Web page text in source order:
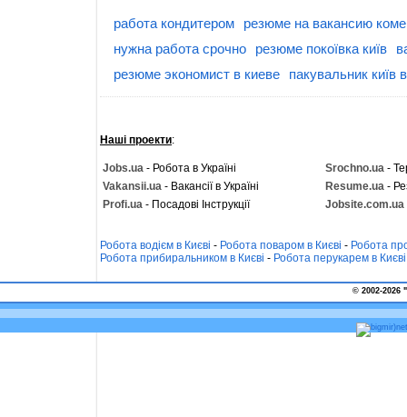
работа кондитером
резюме на вакансию
нужна работа срочно
резюме покоївка київ
резюме экономист в киеве
пакувальник київ
Наші проекти:
Jobs.ua - Робота в Україні Srochno.ua -
Vakansii.ua - Вакансії в Україні Resume.ua -
Profi.ua - Посадові Інструкції Jobsite.com.ua
Робота водієм в Києві - Робота поваром в Києві - Робота
Робота прибиральником в Києві - Робота перукарем в Києві
© 2002-2026